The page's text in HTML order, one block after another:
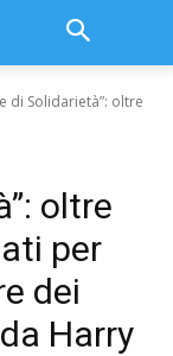
di Solidarietà”: oltre
oltre
per
dei
Harry